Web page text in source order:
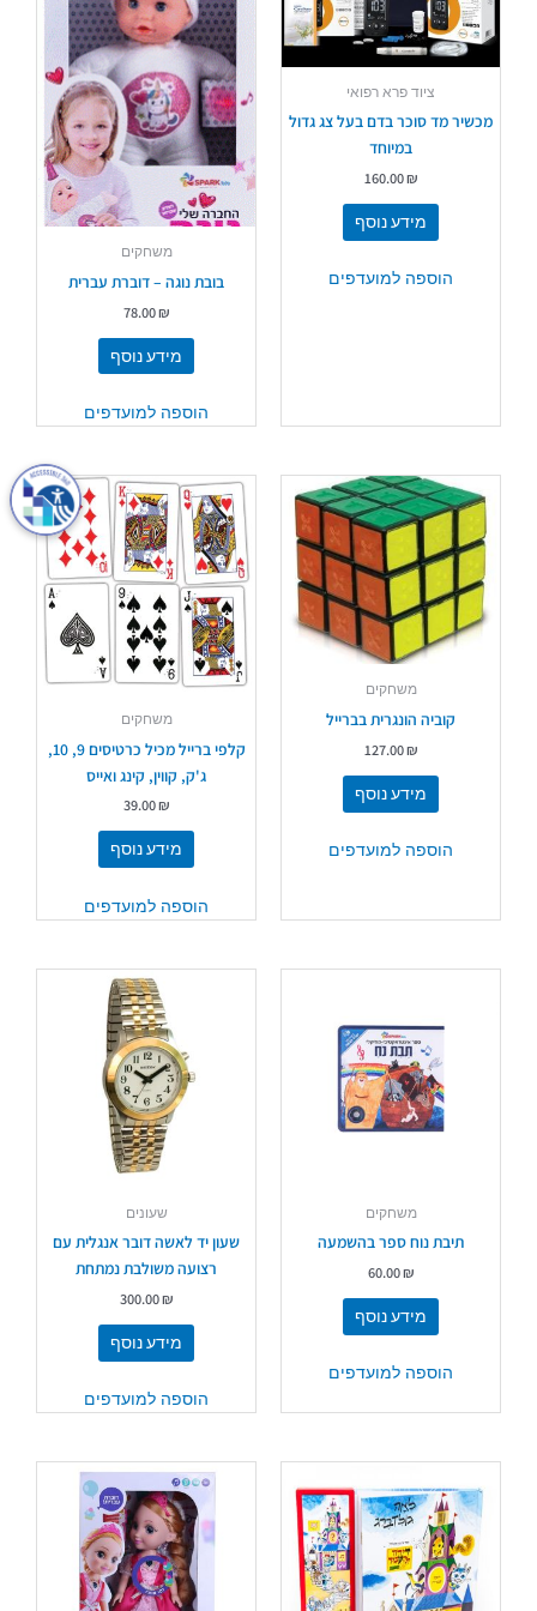
ציוד פרא רפואי
מכשיר מד סוכר בדם בעל צג גדול
במיוחד
160.00₪
מידע נוסף
הוספה למועדפים
משחקים
בובת נוגה – דוברת עברית
78.00₪
מידע נוסף
הוספה למועדפים
משחקים
קוביה הונגרית בברייל
127.00₪
מידע נוסף
הוספה למועדפים
משחקים
קלפי ברייל מכיל כרטיסים 9, 10,
ג'ק, קווין, קינג ואייס
39.00₪
מידע נוסף
הוספה למועדפים
משחקים
תיבת נוח ספר בהשמעה
60.00₪
מידע נוסף
הוספה למועדפים
שעונים
שעון יד לאשה דובר אנגלית עם
רצועה משולבת נמתחת
300.00₪
מידע נוסף
הוספה למועדפים